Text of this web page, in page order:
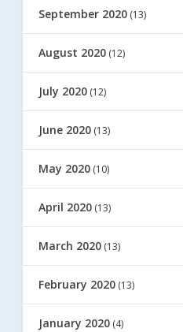
September 2020 (13)
August 2020 (12)
July 2020 (12)
June 2020 (13)
May 2020 (10)
April 2020 (13)
March 2020 (13)
February 2020 (13)
January 2020 (4)